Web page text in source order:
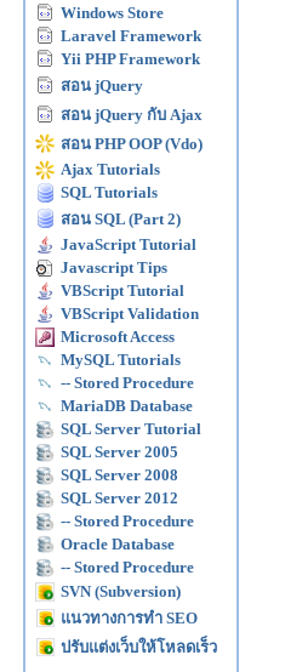
Windows Store
Laravel Framework
Yii PHP Framework
สอน jQuery
สอน jQuery กับ Ajax
สอน PHP OOP (Vdo)
Ajax Tutorials
SQL Tutorials
สอน SQL (Part 2)
JavaScript Tutorial
Javascript Tips
VBScript Tutorial
VBScript Validation
Microsoft Access
MySQL Tutorials
-- Stored Procedure
MariaDB Database
SQL Server Tutorial
SQL Server 2005
SQL Server 2008
SQL Server 2012
-- Stored Procedure
Oracle Database
-- Stored Procedure
SVN (Subversion)
แนวทางการทำ SEO
ปรับแต่งเว็บให้โหลดเร็ว